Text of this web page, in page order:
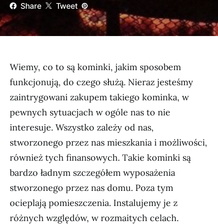
Share Tweet
Wiemy, co to są kominki, jakim sposobem
funkcjonują, do czego służą. Nieraz jesteśmy
zaintrygowani zakupem takiego kominka, w
pewnych sytuacjach w ogóle nas to nie
interesuje. Wszystko zależy od nas,
stworzonego przez nas mieszkania i możliwości,
również tych finansowych. Takie kominki są
bardzo ładnym szczegółem wyposażenia
stworzonego przez nas domu. Poza tym
ocieplają pomieszczenia. Instalujemy je z
różnych względów, w rozmaitych celach.